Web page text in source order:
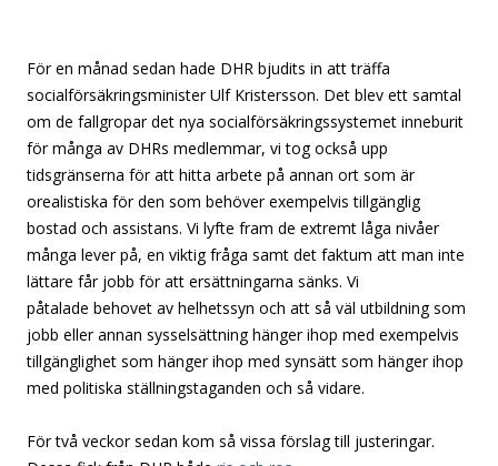
För en månad sedan hade DHR bjudits in att träffa
socialförsäkringsminister Ulf Kristersson. Det blev ett samtal
om de fallgropar det nya socialförsäkringssystemet inneburit
för många av DHRs medlemmar, vi tog också upp
tidsgränserna för att hitta arbete på annan ort som är
orealistiska för den som behöver exempelvis tillgänglig
bostad och assistans. Vi lyfte fram de extremt låga nivåer
många lever på, en viktig fråga samt det faktum att man inte
lättare får jobb för att ersättningarna sänks. Vi
påtalade behovet av helhetssyn och att så väl utbildning som
jobb eller annan sysselsättning hänger ihop med exempelvis
tillgänglighet som hänger ihop med synsätt som hänger ihop
med politiska ställningstaganden och så vidare.
För två veckor sedan kom så vissa förslag till justeringar.